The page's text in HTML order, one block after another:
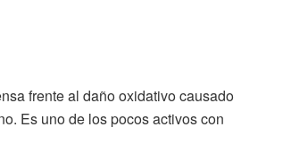
frente al daño oxidativo causado
Es uno de los pocos activos con